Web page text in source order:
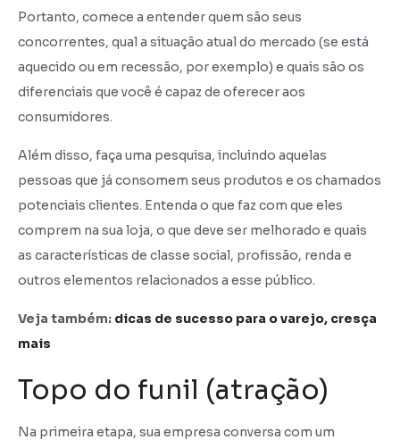
Portanto, comece a entender quem são seus
concorrentes, qual a situação atual do mercado (se está
aquecido ou em recessão, por exemplo) e quais são os
diferenciais que você é capaz de oferecer aos
consumidores.
Além disso, faça uma pesquisa, incluindo aquelas
pessoas que já consomem seus produtos e os chamados
potenciais clientes. Entenda o que faz com que eles
comprem na sua loja, o que deve ser melhorado e quais
as características de classe social, profissão, renda e
outros elementos relacionados a esse público.
Veja também: dicas de sucesso para o varejo, cresça
mais
Topo do funil (atração)
Na primeira etapa, sua empresa conversa com um